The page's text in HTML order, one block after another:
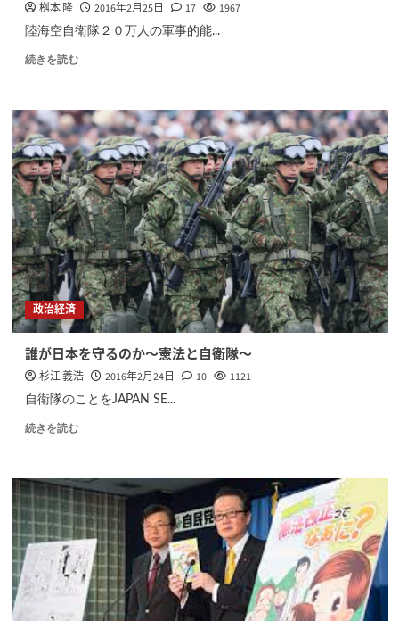
桝本 隆 2016年2月25日 17 1967
陸海空自衛隊２０万人の軍事的能...
続きを読む
政治経済
誰が日本を守るのか〜憲法と自衛隊〜
杉江 義浩 2016年2月24日 10 1121
自衛隊のことをJAPAN SE...
続きを読む